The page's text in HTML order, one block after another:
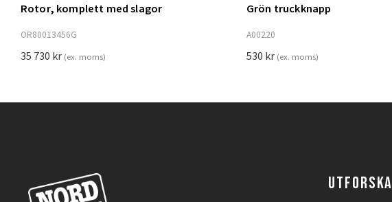
Lägg till i varukorg
Rotor, komplett med slagor
OR80013456G
35 730 kr (ex. moms)
Grön truckknapp
A00220
530 kr (ex. moms)
UTFORSKA